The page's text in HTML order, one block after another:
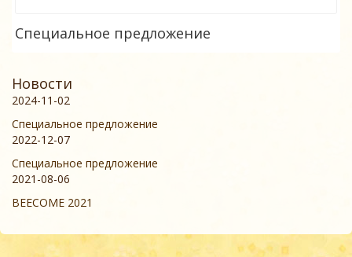
Специальное предложение
Новости
2024-11-02
Специальное предложение
2022-12-07
Специальное предложение
2021-08-06
BEECOME 2021